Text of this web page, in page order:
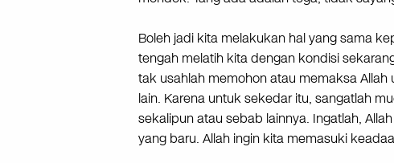
Boleh jadi kita melakukan hal yang sama
tengah melatih kita dengan kondisi
tak usahlah memohon atau memaksa
lain. Karena untuk sekedar itu, sangatlah
sekalipun atau sebab lainnya. Ingatlah,
yang baru. Allah ingin kita memasuki